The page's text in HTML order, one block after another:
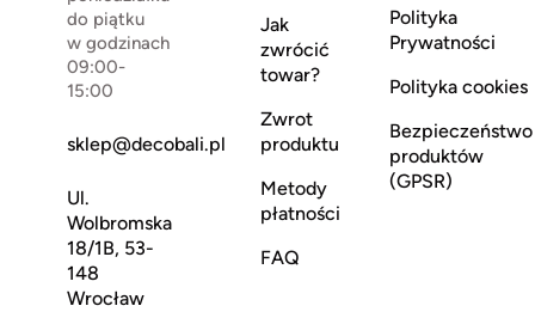
do piątku
w godzinach
09:00-
15:00
sklep@decobali.pl
Ul.
Wolbromska
18/1B, 53-
148
Wrocław
Jak
zwrócić
towar?
Zwrot
produktu
Metody
płatności
FAQ
Polityka
Prywatności
Polityka cookies
Bezpieczeństwo
produktów
(GPSR)